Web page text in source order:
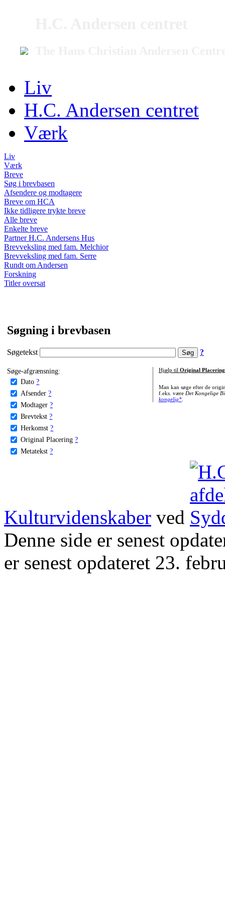
Liv
H.C. Andersen centret
Værk
Liv
Værk
Breve
Søg i brevbasen
Afsendere og modtagere
Breve om HCA
Ikke tidligere trykte breve
Alle breve
Enkelte breve
Partner H.C. Andersens Hus
Brevveksling med fam. Melchior
Brevveksling med fam. Serre
Rundt om Andersen
Forskning
Titler oversat
Søgning i brevbasen
Søgetekst ?
Søge-afgrænsning:
Dato ?
Afsender ?
Modtager ?
Brevtekst ?
Herkomst ?
Original Placering ?
Metatekst ?
Hjælp til Original Placering
Man kan søge efter de
f.eks. være Det Kongelige
kongelig*.
Kulturvidenskaber ved
Denne side er senest
er senest opdateret 23.